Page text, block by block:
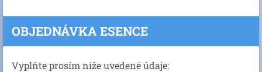
OBJEDNÁVKA ESENCE
Vyplňte prosím níže uvedené údaje: